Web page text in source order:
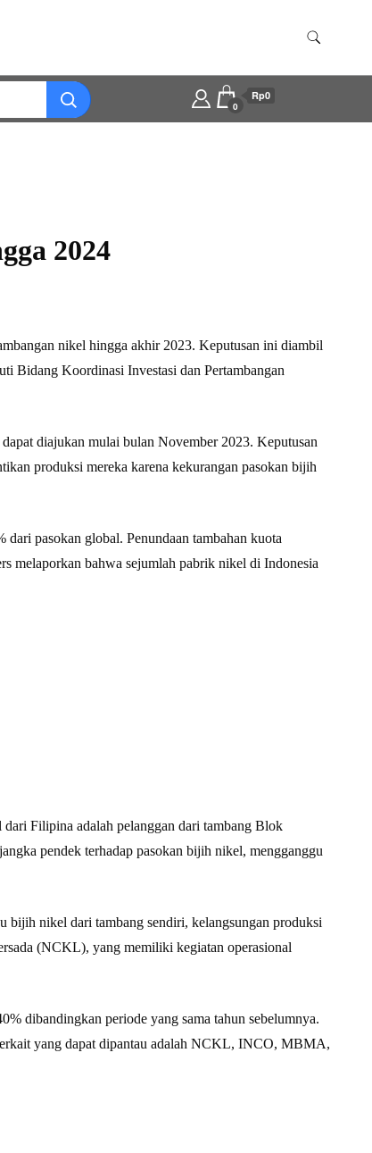
0
Rp0
2024
nikel hingga akhir 2023. Keputusan ini diambil
Bidang Koordinasi Investasi dan Pertambangan
diajukan mulai bulan November 2023. Keputusan
produksi mereka karena kekurangan pasokan bijih
pasokan global. Penundaan tambahan kuota
melaporkan bahwa sejumlah pabrik nikel di Indonesia
Filipina adalah pelanggan dari tambang Blok
pendek terhadap pasokan bijih nikel, mengganggu
nikel dari tambang sendiri, kelangsungan produksi
(NCKL), yang memiliki kegiatan operasional
dibandingkan periode yang sama tahun sebelumnya.
terkait yang dapat dipantau adalah NCKL, INCO, MBMA,